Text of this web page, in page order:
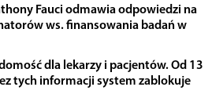
Fauci odmawia odpowiedzi na
ws. finansowania badań w
dla lekarzy i pacjentów. Od 13
tych informacji system zablokuje